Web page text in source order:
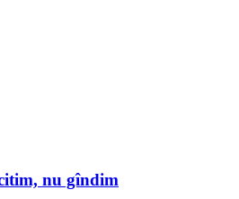
nu gîndim